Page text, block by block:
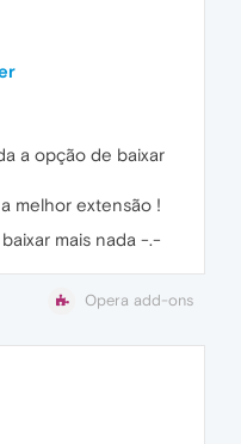
a opção de baixar
melhor extensão !
mais nada -.-
Opera add-ons